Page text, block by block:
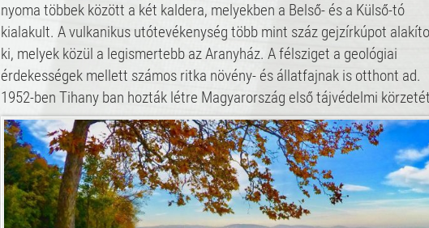
nyoma többek között a két kaldera, melyekben a Belső- és a Külső-tó
kialakult. A vulkanikus utótevékenység több mint száz gejzírkúpot
ki, melyek közül a legismertebb az Aranyház. A félsziget a geológiai
érdekességek mellett számos ritka növény- és állatfajnak is otthont ad.
1952-ben Tihany ban hozták létre Magyarország első tájvédelmi